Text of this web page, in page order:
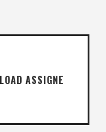
ASSIGNE